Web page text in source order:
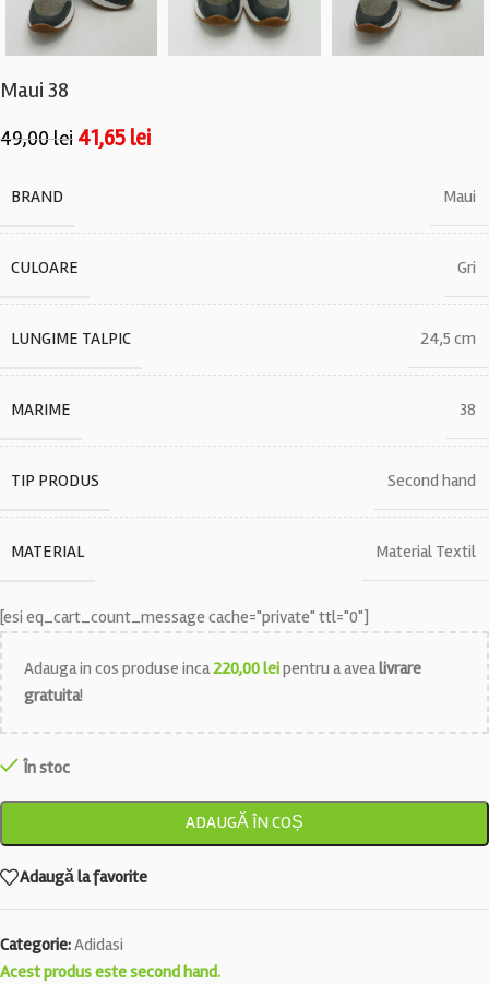
Maui 38
49,00lei 41,65 lei
BRAND Maui
CULOARE Gri
LUNGIME TALPIC 24,5 cm
MARIME 38
TIP PRODUS Second hand
MATERIAL Material Textil
[esi eq_cart_count_message cache="private" ttl="0"]
Adauga in cos produse inca220,00leipentru a avealivrare
gratuita!
În stoc
ADAUGĂ ÎN COȘ
Adaugă la favorite
Categorie:Adidasi
Acest produs este second hand.